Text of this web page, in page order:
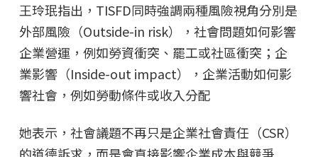
王玲珉指出，TISFD同時強調兩種風險視角分別是
外部風險（Outside-in risk），社會問題如何影響
企業營運，例如勞資衝突、罷工或社區衝突；企
業影響（Inside-out impact），企業活動如何影
響社會，例如勞動條件或收入分配
她表示，社會議題不再只是企業社會責任（CSR）
的道德訴求，而是會直接影響企業成本與競爭